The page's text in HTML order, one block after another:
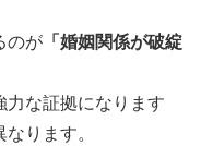
のが 「婚姻関係が破綻
力な証拠になります
ります。